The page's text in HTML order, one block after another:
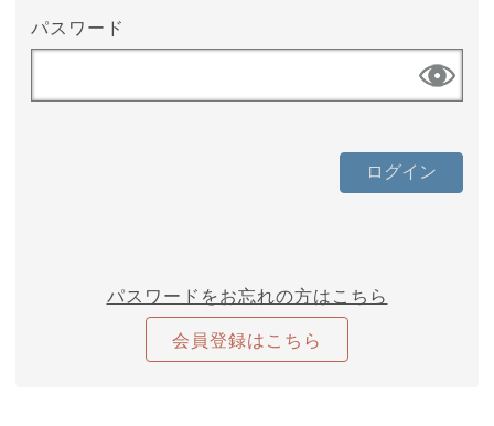
パスワード
パスワードをお忘れの方はこちら
会員登録はこちら